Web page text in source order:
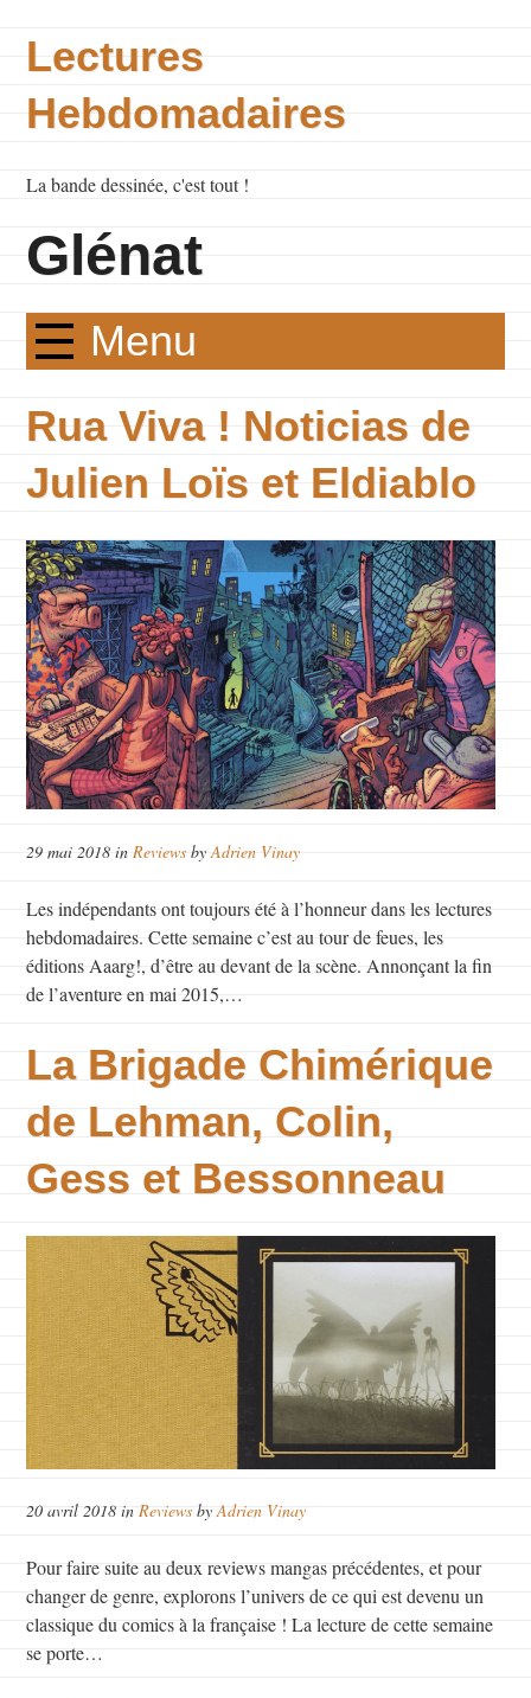
Lectures
Hebdomadaires
La bande dessinée, c'est tout !
Glénat
Menu
Rua Viva ! Noticias de
Julien Loïs et Eldiablo
29 mai 2018 in Reviews byAdrien Vinay
Les indépendants ont toujours été à l’honneur dans les lectures
hebdomadaires. Cette semaine c’est au tour de feues, les
éditions Aaarg!, d’être au devant de la scène. Annonçant la fin
de l’aventure en mai 2015,…
La Brigade Chimérique
de Lehman, Colin,
Gess et Bessonneau
20 avril 2018 inReviews byAdrien Vinay
Pour faire suite au deux reviews mangas précédentes, et pour
changer de genre, explorons l’univers de ce qui est devenu un
classique du comics à la française ! La lecture de cette semaine
se porte…